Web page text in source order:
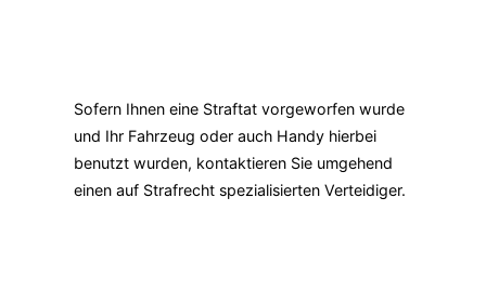
Sofern Ihnen eine Straftat vorgeworfen wurde
und Ihr Fahrzeug oder auch Handy hierbei
benutzt wurden, kontaktieren Sie umgehend
einen auf Strafrecht spezialisierten Verteidiger.